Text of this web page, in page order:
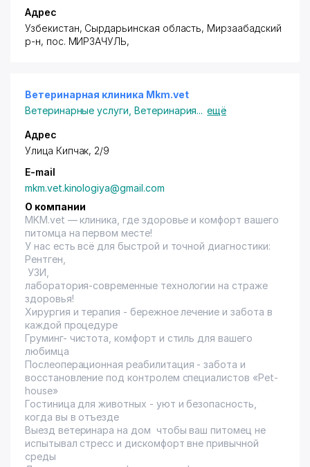
Адрес
Узбекистан, Сырдарьинская область, Мирзаабадский
р-н, пос. МИРЗАЧУЛЬ,
Ветеринарная клиника Mkm.vet
Ветеринарные услуги Ветеринария... ещё
Адрес
Улица Кипчак, 2/9
E-mail
mkm.vet.kinologiya@gmail.com
О компании
MKM.vet — клиника, где здоровье и комфорт вашего
питомца на первом месте!
У нас есть всё для быстрой и точной диагностики:
Рентген,
УЗИ,
лаборатория-современные технологии на страже
здоровья!
Хирургия и терапия - бережное лечение и забота в
каждой процедуре
Груминг- чистота, комфорт и стиль для вашего
любимца
Послеоперационная реабилитация - забота и
восстановление под контролем специалистов «Pet-
house»
Гостиница для животных - уют и безопасность,
когда вы в отъезде
Выезд ветеринара на дом чтобы ваш питомец не
испытывал стресс и дискомфорт вне привычной
среды